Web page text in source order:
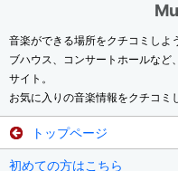
音楽ができる場所をクチコミしよ
ブハウス、コンサートホールな
サイト。
お気に入りの音楽情報をクチコミ
トップページ
初めての方はこちら